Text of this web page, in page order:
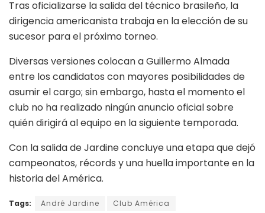
Tras oficializarse la salida del técnico brasileño, la
dirigencia americanista trabaja en la elección de su
sucesor para el próximo torneo.
Diversas versiones colocan a Guillermo Almada
entre los candidatos con mayores posibilidades de
asumir el cargo; sin embargo, hasta el momento el
club no ha realizado ningún anuncio oficial sobre
quién dirigirá al equipo en la siguiente temporada.
Con la salida de Jardine concluye una etapa que dejó
campeonatos, récords y una huella importante en la
historia del América.
Tags: André Jardine
Club América